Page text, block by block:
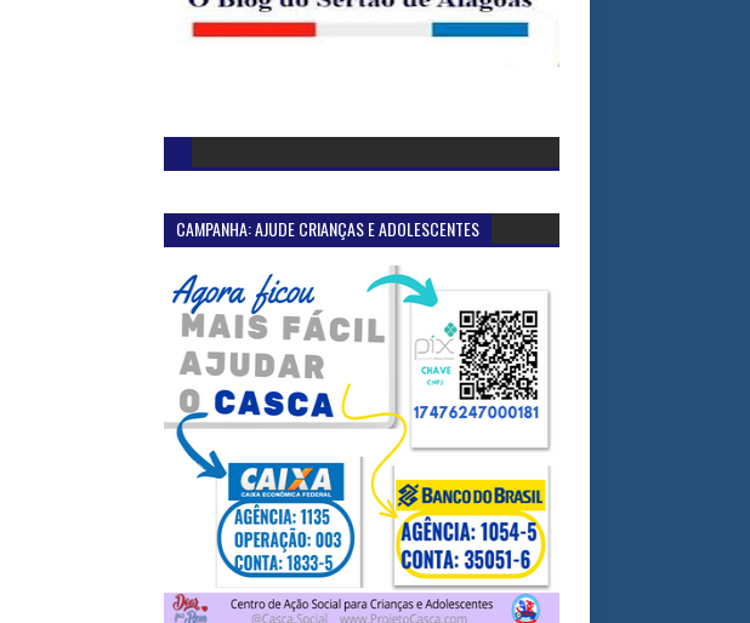
CAMPANHA: AJUDE CRIANÇAS E ADOLESCENTES